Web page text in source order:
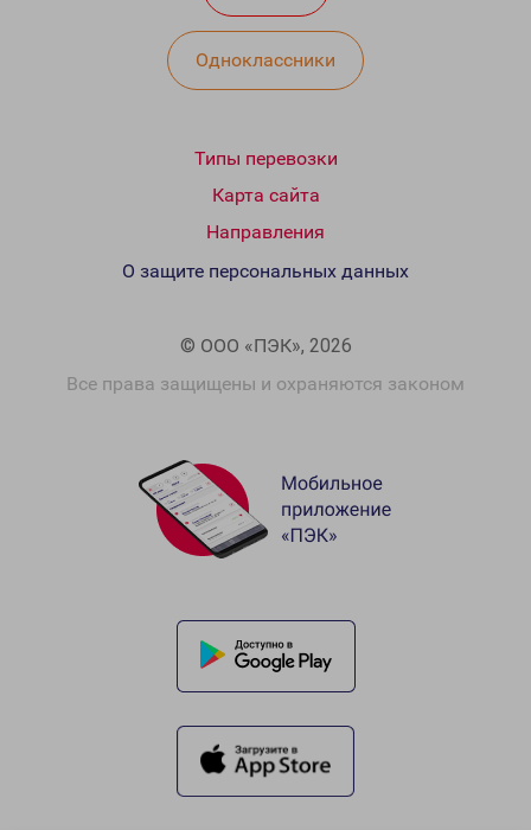
Одноклассники
Типы перевозки
Карта сайта
Направления
© ООО «ПЭК», 2026
Все права защищены и охраняются законом
О защите персональных данных